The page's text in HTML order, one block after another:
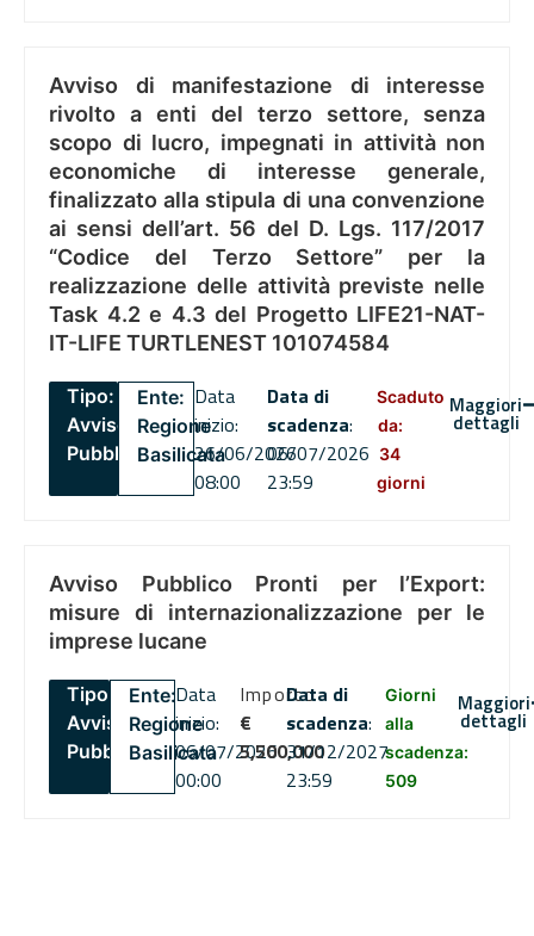
Avviso di manifestazione di interesse
rivolto a enti del terzo settore, senza
scopo di lucro, impegnati in attività non
economiche di interesse generale,
finalizzato alla stipula di una convenzione
ai sensi dell’art. 56 del D. Lgs. 117/2017
“Codice del Terzo Settore” per la
realizzazione delle attività previste nelle
Task 4.2 e 4.3 del Progetto LIFE21-NAT-
IT-LIFE TURTLENEST 101074584
Tipo:
Avviso
Pubblico
Ente:
Regione
Basilicata
Data
inizio:
26/06/2026
08:00
Data di
scadenza:
06/07/2026
23:59
Scaduto
da:
34
giorni
Maggiori
dettagli
Avviso Pubblico Pronti per l’Export:
misure di internazionalizzazione per le
imprese lucane
Tipo:
Avviso
Pubblico
Ente:
Regione
Basilicata
Data
inizio:
06/07/2026
00:00
Importo
€
5,500,000
Data di
scadenza:
31/12/2027
23:59
Giorni
alla
scadenza:
509
Maggiori
dettagli